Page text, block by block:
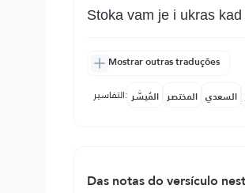
Stoka vam je i ukras
Mostrar outras traduções
التفاسير: المُيسَّر المختصر السعدي
Das notas do versículo